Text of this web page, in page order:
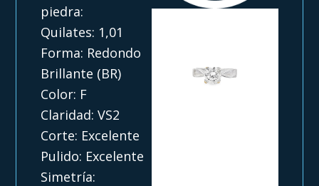
piedra:
Quilates: 1,01
Forma: Redondo
Brillante (BR)
Color: F
Claridad: VS2
Corte: Excelente
Pulido: Excelente
Simetría: